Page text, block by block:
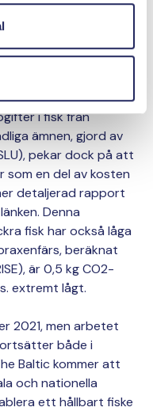
information om
via
i fisk från
ämnen, gjord av
pekar dock på att
som en del av kosten
detaljerad rapport
Denna
fisk har också låga
beräknat
är 0,5 kg CO2-
extremt lågt.
2021, men arbetet
både i
Baltic kommer att
och nationella
ett hållbart fiske